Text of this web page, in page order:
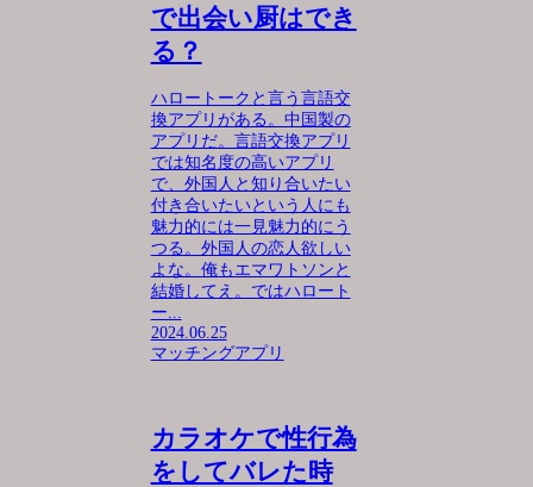
で出会い厨はでき
る？
ハロートークと言う言語交
換アプリがある。中国製の
アプリだ。言語交換アプリ
では知名度の高いアプリ
で、外国人と知り合いたい
付き合いたいという人にも
魅力的には一見魅力的にう
つる。外国人の恋人欲しい
よな。俺もエマワトソンと
結婚してえ。ではハロート
ー...
2024.06.25
マッチングアプリ
カラオケで性行為
をしてバレた時